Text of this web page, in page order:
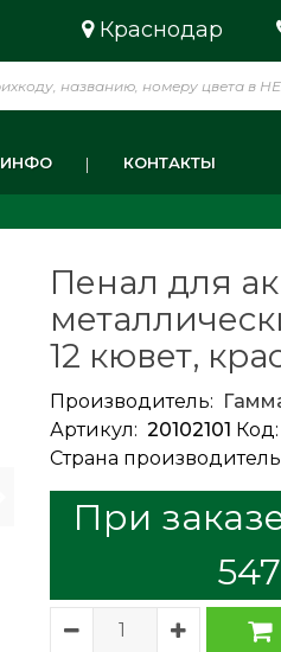
Краснодар
ИНФО КОНТАКТЫ
Пенал для
12 кювет,
Производитель:
Артикул: 20102101 Код:
Страна
При